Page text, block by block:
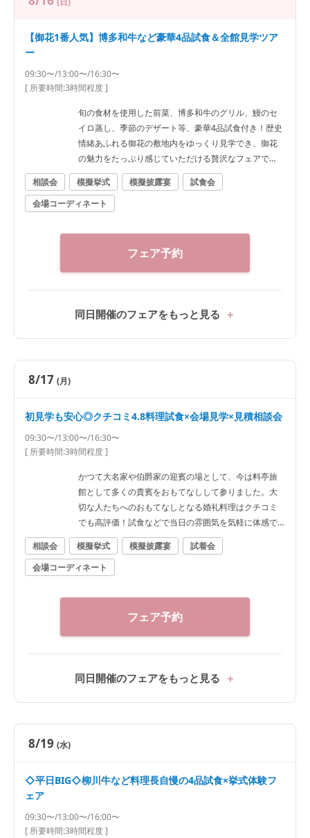
【御花1番人気】博多和牛など豪華4品試食＆全館見学ツア
ー
09:30〜/13:00〜/16:30〜
[ 所要時間:3時間程度]
旬の食材を使用した前菜、博多和牛のグリル、鰻のセ
イロ蒸し、季節のデザート等、豪華4品試食付き！歴史
情緒あふれる御花の敷地内をゆっくり見学でき、御花
の魅力をたっぷり感じていただける贅沢なフェアで
す。
相談会 模擬挙式 模擬披露宴
試食会
会場コーディネート
フェア予約
同日開催のフェアをもっと見る
8/17 (月)
初見学も安心◎クチコミ4.8料理試食×会場見学×見積相談会
09:30〜/13:00〜/16:30〜
[ 所要時間:3時間程度]
かつて大名家や伯爵家の迎賓の場として、今は料亭旅
館として多くの貴賓をおもてなしして参りました。大
切な人たちへのおもてなしとなる婚礼料理はクチコミ
でも高評価！試食などで当日の雰囲気を気軽に体感で
きます♪
相談会 模擬挙式 模擬披露宴
試着会
会場コーディネート
フェア予約
同日開催のフェアをもっと見る
8/19 (水)
◇平日BIG◇柳川牛など料理長自慢の4品試食×挙式体験フ
ェア
09:30〜/13:00〜/16:00〜
[ 所要時間:3時間程度]